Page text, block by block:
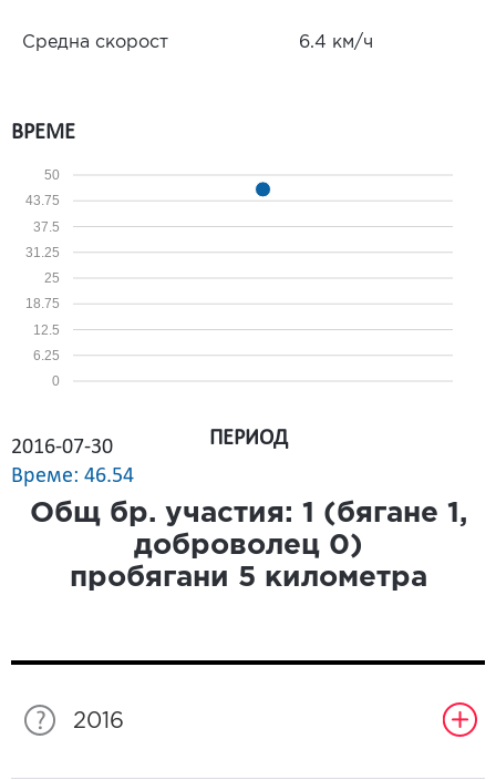
Средна скорост 6.4 км/ч
ВРЕМЕ
0
6.25
12.5
18.75
25
31.25
37.5
43.75
50
2016-07-30
Време: 46.54
ПЕРИОД
Общ бр. участия: 1 (бягане 1 ,
доброволец 0)
пробягани 5 километра
2016